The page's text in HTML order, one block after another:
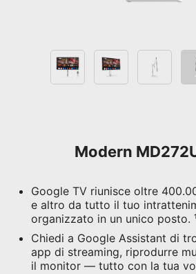
Modern
Google TV riunisce oltre
e altro da tutto il tuo
organizzato in un unico posto.
Chiedi a Google Assistant di
app di streaming, riprodurre
il monitor — tutto con la tua